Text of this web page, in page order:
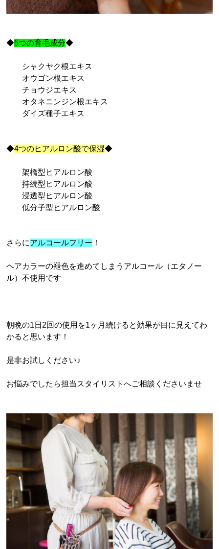
◆5つの育毛成分◆
シャクヤク根エキス
オウゴン根エキス
チョウジエキス
オタネニンジン根エキス
ダイズ種子エキス
◆4つのヒアルロン酸で保湿◆
架橋型ヒアルロン酸
持続型ヒアルロン酸
浸透型ヒアルロン酸
低分子型ヒアルロン酸
さらにアルコールフリー ！
ヘアカラーの褪色を進めてしまうアルコール（エタノー
ル）不使用です
朝晩の1日2回の使用を1ヶ月続けると効果が目に見えてわ
かると思います！
是非お試しください♪
お悩みでしたら担当スタイリストへご相談くださいませ